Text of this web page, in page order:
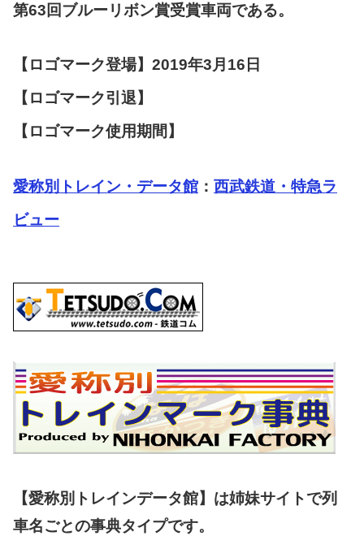
第63回ブルーリボン賞受賞車両である。
【ロゴマーク登場】2019年3月16日
【ロゴマーク引退】
【ロゴマーク使用期間】
愛称別トレイン・データ館 ： 西武鉄道・特急ラ
ビュー
【愛称別トレインデータ館】は姉妹サイトで列
車名ごとの事典タイプです。